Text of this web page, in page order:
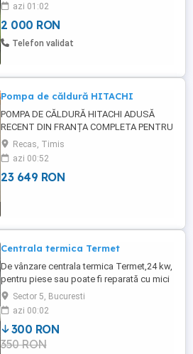
azi 01:02
2 000 RON
Telefon validat
Pompa de căldură HITACHI
POMPA DE CĂLDURĂ HITACHI ADUSĂ
RECENT DIN FRANȚA COMPLETA PENTRU
MAI MULTE DETALII DESPRE ARTICOLUL
LA NUMĂRUL DE TELEFON MULTUMESC!!
Recas, Timis
azi 00:52
23 649 RON
Centrala termica Termet
De vânzare centrala termica Termet,24 kw,
pentru piese sau poate fi reparată cu mici
costuri. Motivul vânzării,nu menținea
presiunea constantă în instalație.Pun la
dispoziție documentația tehnică pentru
cei interesați.
Sector 5, Bucuresti
azi 00:02
300 RON
350 RON